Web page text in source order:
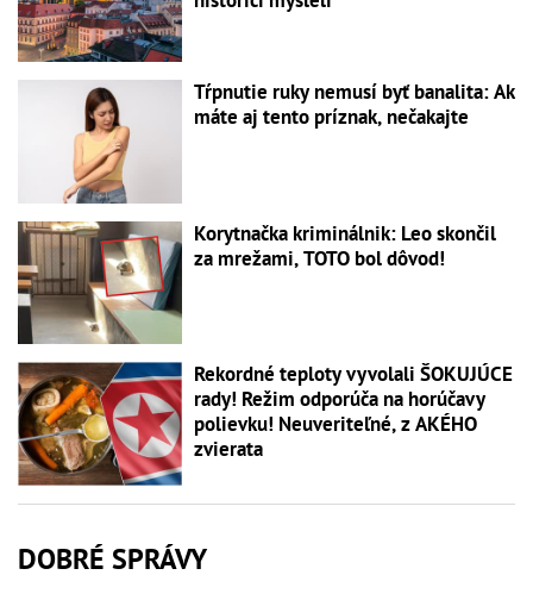
Tŕpnutie ruky nemusí byť banalita: Ak
máte aj tento príznak, nečakajte
Korytnačka kriminálnik: Leo skončil
za mrežami, TOTO bol dôvod!
Rekordné teploty vyvolali ŠOKUJÚCE
rady! Režim odporúča na horúčavy
polievku! Neuveriteľné, z AKÉHO
zvierata
DOBRÉ SPRÁVY